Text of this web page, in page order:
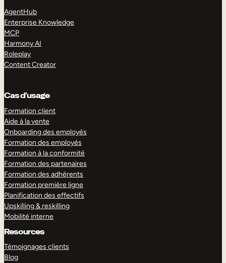
AgentHub
Enterprise Knowledge
MCP
Harmony AI
Roleplay
Content Creator
Cas d’usage
Formation client
Aide à la vente
Onboarding des employés
Formation des employés
Formation à la conformité
Formation des partenaires
Formation des adhérents
Formation première ligne
Planification des effectifs
Upskilling & reskilling
Mobilité interne
Resources
Témoignages clients
Blog